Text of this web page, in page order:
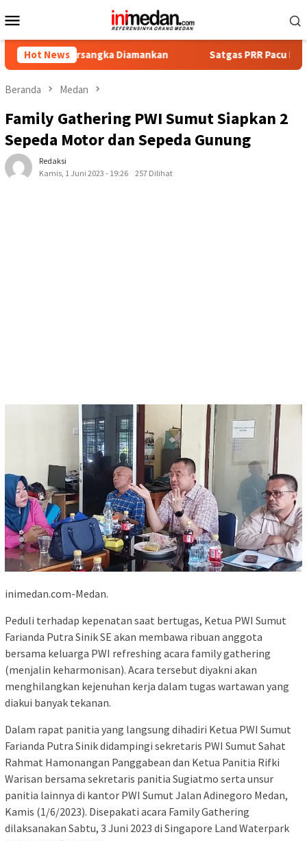
ke
Mobile
Hot NewsDiamankan Satgas PRR Pacu Realisasi
Beranda Medan
Family Gathering PWI Sumut Siapkan 2
Sepeda Motor dan Sepeda Gunung
Redaksi
Kamis, 1 Juni 2023 - 19:26
257 Dilihat
inimedan.com-Medan.
Peduli terhadap kepenatan saat bertugas, Ketua PWI Sumut
Farianda Putra Sinik SE akan membawa ribuan anggota
bersama keluarga PWI refreshing acara family gathering
(menjalin keharmonisan). Acara tersebut diyakni akan
menghilangkan kejenuhan kerja dalam tugas wartawan yang
diakui banyak tekanan.
Dalam rapat panitia yang langsung dihadiri Ketua PWI Sumut
Farianda Putra Sinik didampingi sekretaris PWI Sumut Sahat
Rahmat Hamonangan Panggabean dan Ketua Panitia Rifki
Warisan bersama sekretaris panitia Sugiatmo serta unsur
panitia lainnya di kantor PWI Sumut Jalan Adinegoro Medan,
Kamis (1/6/2023). Disepakati acara Family Gathering
dilaksanakan Sabtu, 3 Juni 2023 di Singapore Land Waterpark